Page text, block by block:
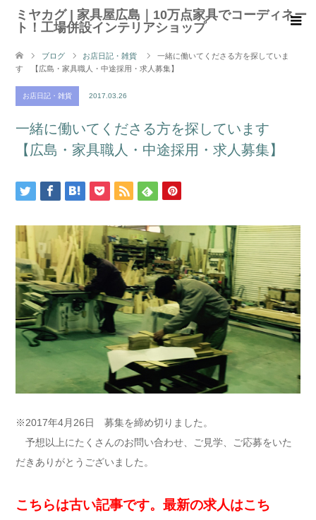
ミヤカグ | 家具屋広島｜10万点家具でコーディネー
ト！工場併設インテリアショップ
ブログ お店日記・雑貨
一緒に働いてくださる方を探していま
す 【広島・家具職人・中途採用・求人募集】
お店日記・雑貨 2017.03.26
一緒に働いてくださる方を探しています
【広島・家具職人・中途採用・求人募集】
※2017年4月26日 募集を締め切りました。
予想以上にたくさんのお問い合わせ、ご見学、ご応募をいた
だきありがとうございました。
こちらは古い記事です。最新の求人はこち